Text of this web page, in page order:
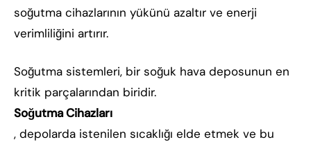
soğutma cihazlarının yükünü azaltır ve enerji
verimliliğini artırır.
Soğutma sistemleri, bir soğuk hava deposunun en
kritik parçalarından biridir.
Soğutma Cihazları
, depolarda istenilen sıcaklığı elde etmek ve bu